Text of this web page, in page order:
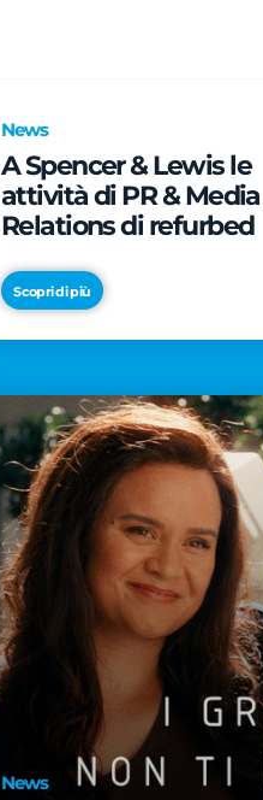
News
A Spencer & Lewis le
attività di PR & Media
Relations di refurbed
Scopri di più
News